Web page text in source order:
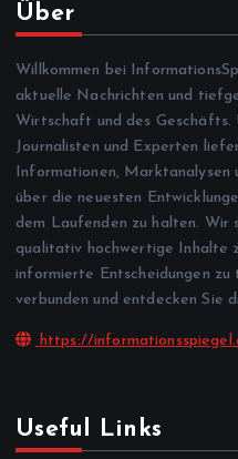
Über
Willkommen bei
aktuelle Nachrichten und
Wirtschaft und des Geschäfts.
Journalisten und Experten
Informationen, Marktanalysen
über die neuesten
dem Laufenden zu halten. Wir
qualitativ hochwertige Inhalte
informierte Entscheidungen
verbunden und entdecken Sie
https://
Useful Links